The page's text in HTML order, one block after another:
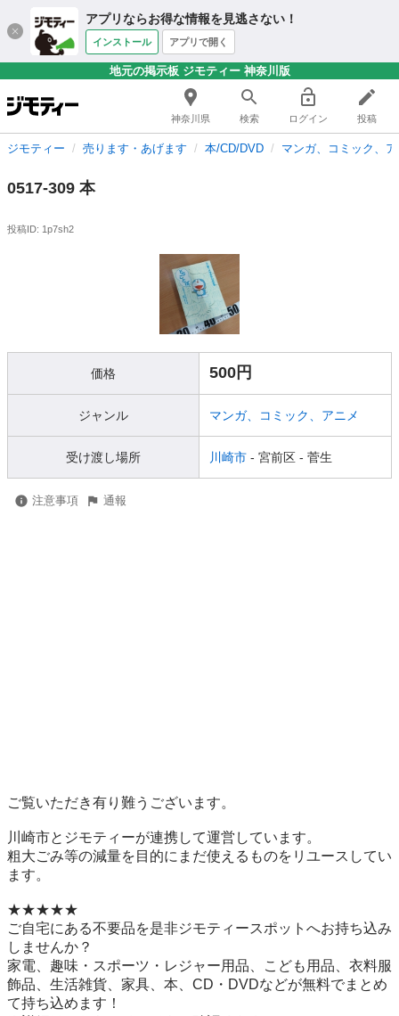
アプリならお得な情報を見逃さない！
インストール アプリで開く
地元の掲示板 ジモティー 神奈川版
神奈川県 検索 ログイン 投稿
ジモティー 売ります・あげます 本/CD/DVD マンガ、コミック、
0517-309 本
投稿ID: 1p7sh2
価格 500円
ジャンル マンガ、コミック、アニメ
受け渡し場所 川崎市 - 宮前区 - 菅生
注意事項 通報
ご覧いただき有り難うございます。
川崎市とジモティーが連携して運営しています。
粗⼤ごみ等の減量を⽬的にまだ使えるものをリユースしてい
ます。
★★★★★
ご自宅にある不要品を是非ジモティースポットへお持ち込み
しませんか？
家電、趣味・スポーツ・レジャー用品、こども用品、衣料服
飾品、生活雑貨、家具、本、CD・DVDなどが無料でまとめ
て持ち込めます！